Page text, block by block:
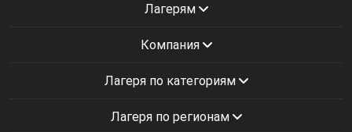
Лагерям
Компания
Лагеря по категориям
Лагеря по регионам